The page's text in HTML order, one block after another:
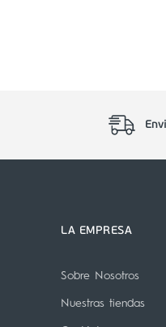
LA EMPRESA
Sobre Nosotros
Nuestras tiendas